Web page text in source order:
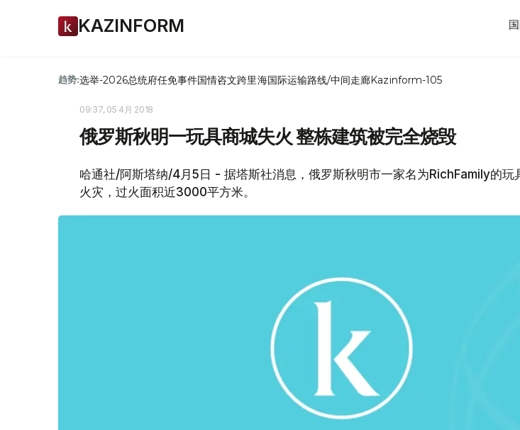
KAZINFORM
趋势:选举-2026总统府任免事件国情咨文跨里海国际运输路线/中间走廊Kazinform-105
09:37, 05 4月 2018
俄罗斯秋明一玩具商城失火 整栋建筑被完全烧毁
哈通社/阿斯塔纳/4月5日 - 据塔斯社消息，俄罗斯秋明市一家名为RichFamily的玩
火灾，过火面积近3000平方米。